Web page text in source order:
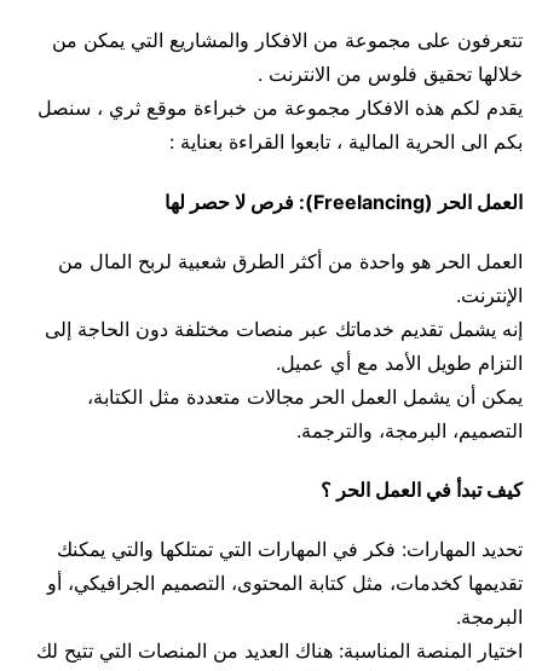
تتعرفون على مجموعة من الافكار والمشاريع التي يمكن من
خلالها تحقيق فلوس من الانترنت .
يقدم لكم هذه الافكار مجموعة من خبراءة موقع ثري ، سنصل
بكم الى الحرية المالية ، تابعوا القراءة بعناية :
العمل الحر (Freelancing): فرص لا حصر لها
العمل الحر هو واحدة من أكثر الطرق شعبية لربح المال من
الإنترنت.
إنه يشمل تقديم خدماتك عبر منصات مختلفة دون الحاجة إلى
التزام طويل الأمد مع أي عميل.
يمكن أن يشمل العمل الحر مجالات متعددة مثل الكتابة،
التصميم، البرمجة، والترجمة.
كيف تبدأ في العمل الحر ؟
تحديد المهارات: فكر في المهارات التي تمتلكها والتي يمكنك
تقديمها كخدمات، مثل كتابة المحتوى، التصميم الجرافيكي، أو
البرمجة.
اختيار المنصة المناسبة: هناك العديد من المنصات التي تتيح لك